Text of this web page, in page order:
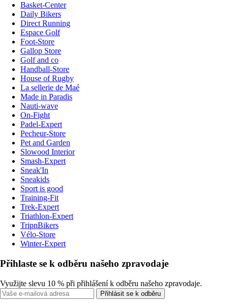
Basket-Center
Daily Bikers
Direct Running
Espace Golf
Foot-Store
Gallop Store
Golf and co
Handball-Store
House of Rugby
La sellerie de Maé
Made in Paradis
Nauti-wave
On-Fight
Padel-Expert
Pecheur-Store
Pet and Garden
Slowood Interior
Smash-Expert
Sneak'In
Sneakids
Sport is good
Training-Fit
Trek-Expert
Triathlon-Expert
TripnBikers
Vélo-Store
Winter-Expert
Přihlaste se k odběru našeho zpravodaje
Využijte slevu 10 % při přihlášení k odběru našeho zpravodaje.
Přihlásit se k odběru